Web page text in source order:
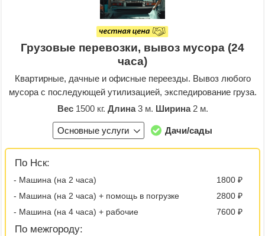
Грузовые перевозки, вывоз мусора (24
часа)
Квартирные, дачные и офисные переезды. Вывоз любого
мусора с последующей утилизацией, экспедирование груза.
Вес1500 кг. Длина3 м. Ширина2 м.
Основные услуги Дачи/сады
По Нск:
- Машина (на 2 часа)
1800 ₽
- Машина (на 2 часа) + помощь в погрузке
2800 ₽
- Машина (на 4 часа) + рабочие
7600 ₽
По межгороду: